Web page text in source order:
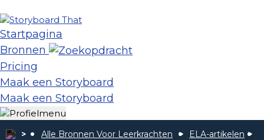
Startpagina
Bronnen
Pricing
Maak een Storyboard
Maak een Storyboard
Alle Bronnen Voor Leerkrachten ELA-artikelen